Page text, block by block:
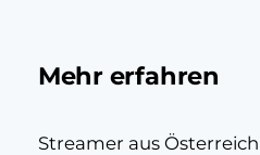
Mehr erfahren
Streamer aus Österreich